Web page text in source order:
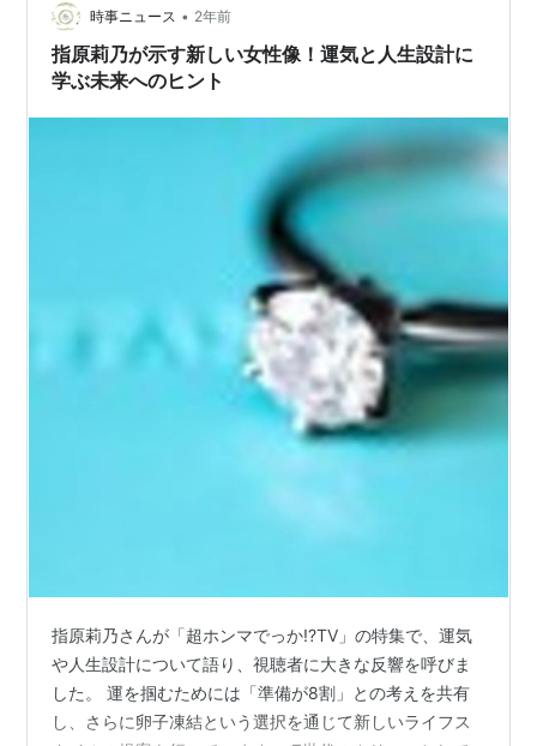
「第二の渋谷」と自信満々にプレゼン。しかし、スタジ
オメンバーからは「それは千葉県民だけの認識では？」
と鋭いツッコミが。とはいえ、柏市は…
時事ニュース • 2年前
指原莉乃が示す新しい女性像！運気と人生設計に
学ぶ未来へのヒント
指原莉乃さんが「超ホンマでっか!?TV」の特集で、運気
や人生設計について語り、視聴者に大きな反響を呼びま
した。 運を掴むためには「準備が8割」との考えを共有
し、さらに卵子凍結という選択を通じて新しいライフス